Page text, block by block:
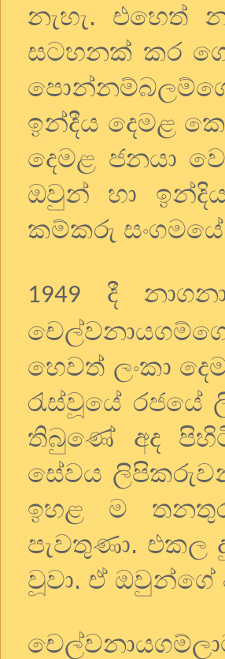
නැහැ. එහෙත්
සටහනක් කර
පොන්නම්බලම්ගේ
ඉන්දීය දෙමළ
දෙමළ ජනයා
ඔවුන් හා
කම්කරු
1949 දී
හෙවත් ලංකා
රැස්වූයේ
තිබුණේ අද
සේවය
ඉහළ ම
පැවතුණා. එකල
වූවා. ඒ ඔවුන්ගේ